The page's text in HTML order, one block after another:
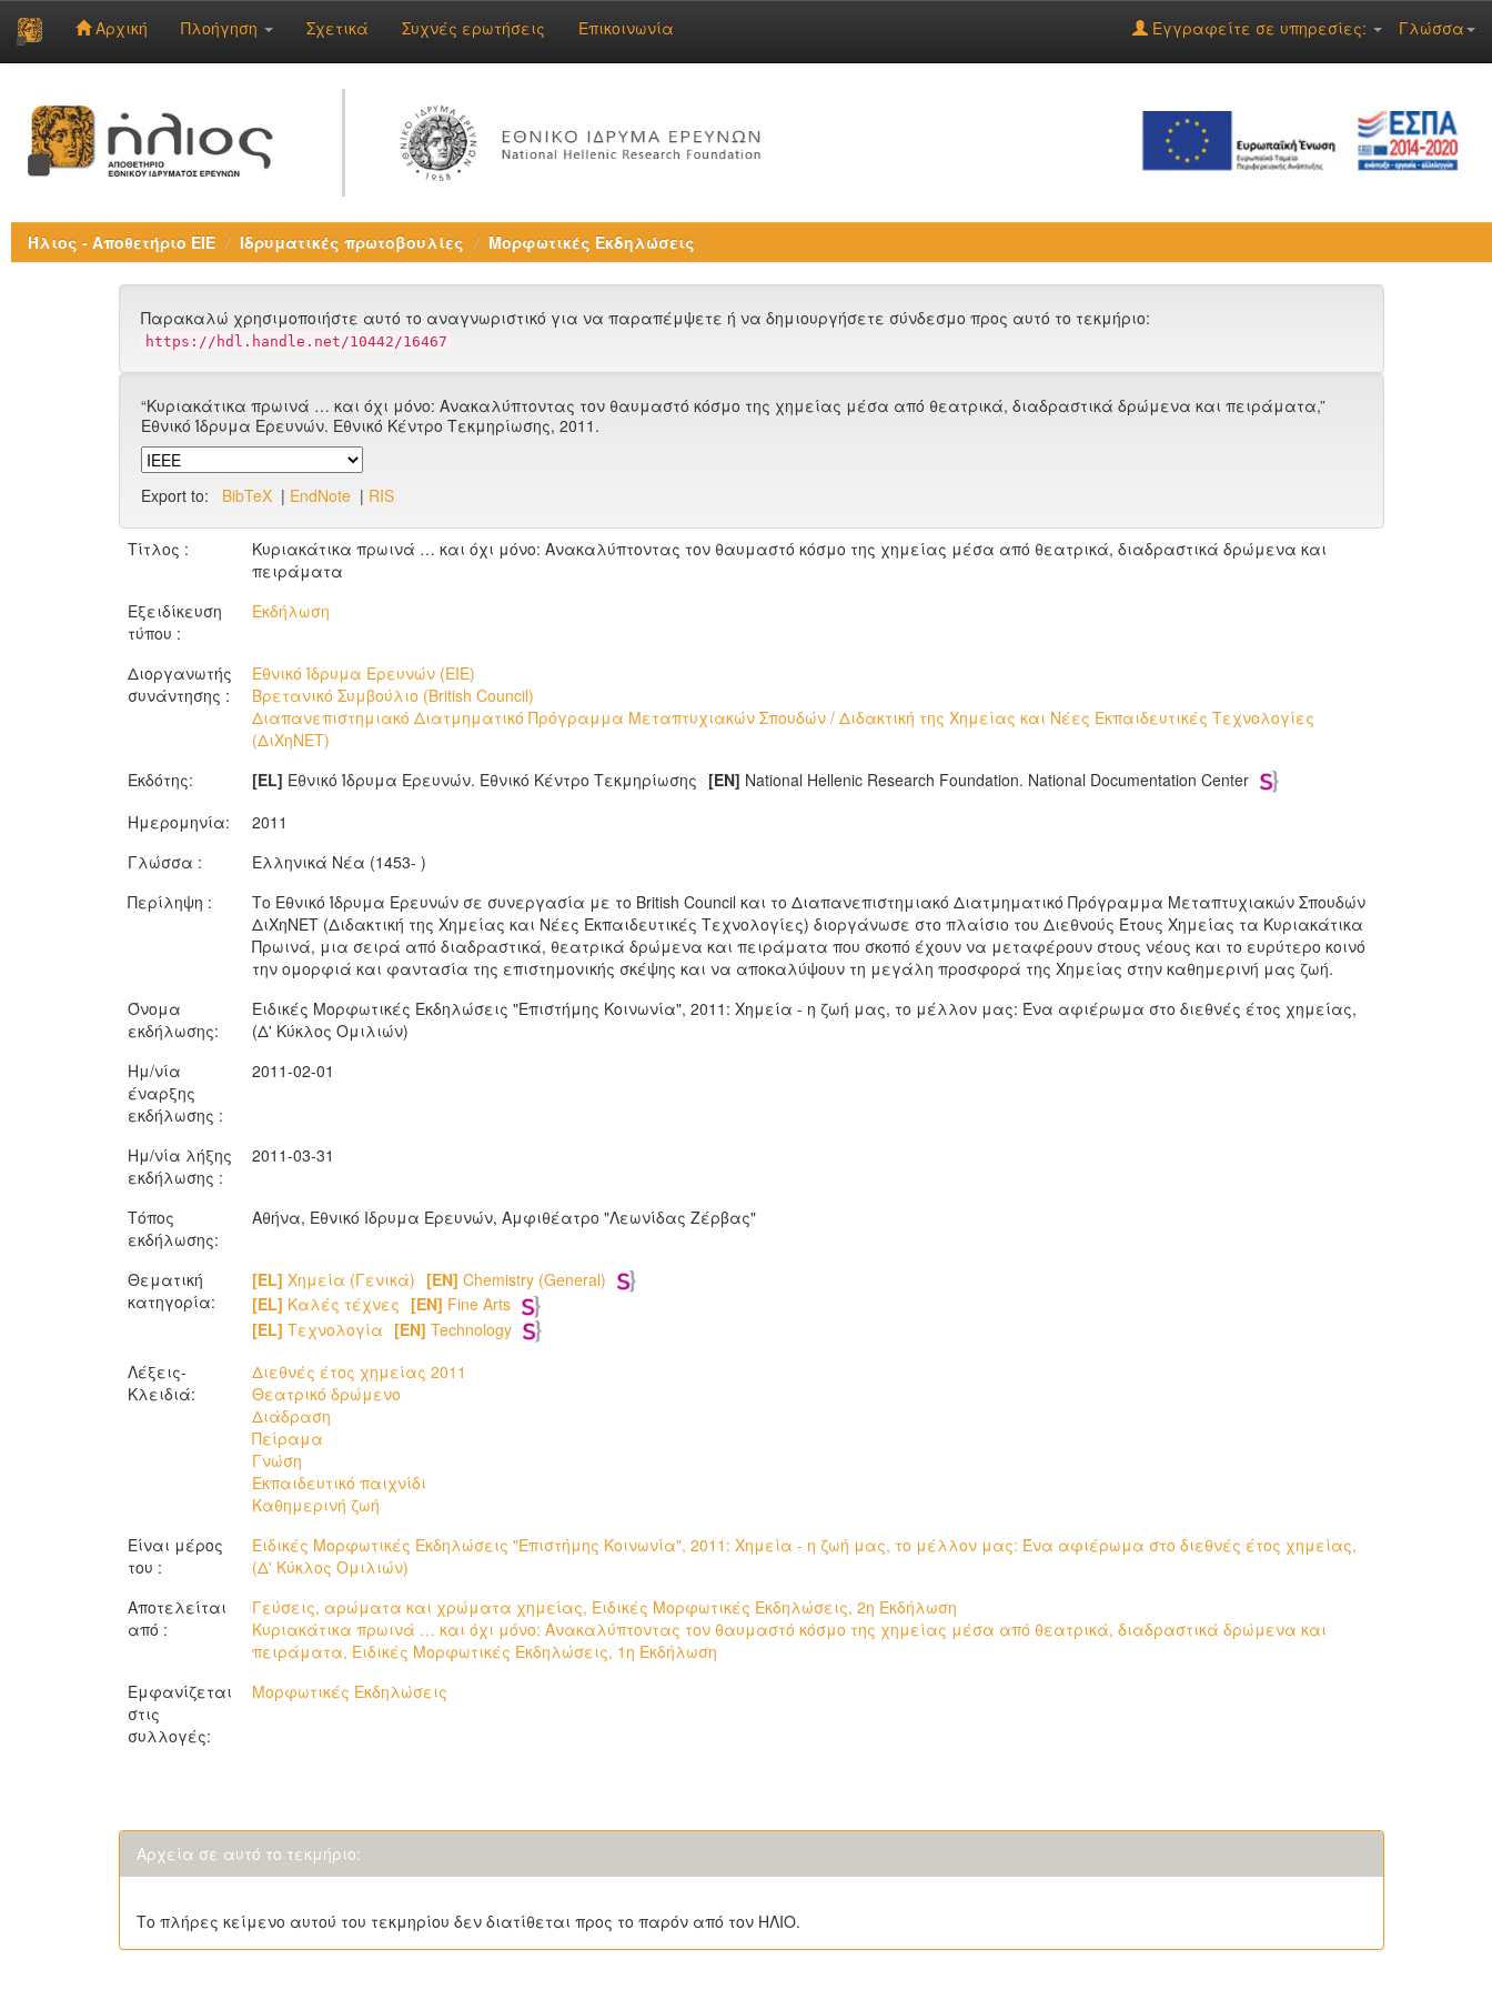
navigation
Αρχική Πλοήγηση Σχετικά Συχνές ερωτήσεις Επικοινωνία Γλώσσα
Εγγραφείτε σε υπηρεσίες:
Ήλιος - Αποθετήριο ΕΙΕ Ιδρυματικές πρωτοβουλίες Μορφωτικές Εκδηλώσεις
Παρακαλώ χρησιμοποιήστε αυτό το αναγνωριστικό για να παραπέμψετε ή να δημιουργήσετε σύνδεσμο προς αυτό το τεκμήριο:
https://hdl.handle.net/10442/16467
“Κυριακάτικα πρωινά … και όχι μόνο: Ανακαλύπτοντας τον θαυμαστό κόσμο της χημείας μέσα από θεατρικά, διαδραστικά δρώμενα και πειράματα,”
Εθνικό Ίδρυμα Ερευνών. Εθνικό Κέντρο Τεκμηρίωσης, 2011.
Export to: BibTeX | EndNote | RIS
Τίτλος :
Κυριακάτικα πρωινά … και όχι μόνο: Ανακαλύπτοντας τον θαυμαστό κόσμο της χημείας μέσα από θεατρικά, διαδραστικά δρώμενα και
πειράματα
Εξειδίκευση
τύπου :
Εκδήλωση
Διοργανωτής
συνάντησης :
Εθνικό Ίδρυμα Ερευνών (ΕΙΕ)
Βρετανικό Συμβούλιο (British Council)
Διαπανεπιστημιακό Διατμηματικό Πρόγραμμα Μεταπτυχιακών Σπουδών / Διδακτική της Χημείας και Νέες Εκπαιδευτικές Τεχνολογίες
(ΔιΧηΝΕΤ)
Εκδότης:
[EL] Εθνικό Ίδρυμα Ερευνών. Εθνικό Κέντρο Τεκμηρίωσης [EN] National Hellenic Research Foundation. National Documentation Center
Ημερομηνία:
2011
Γλώσσα :
Ελληνικά Νέα (1453- )
Περίληψη :
Το Εθνικό Ίδρυμα Ερευνών σε συνεργασία με το British Council και το Διαπανεπιστημιακό Διατμηματικό Πρόγραμμα Μεταπτυχιακών Σπουδών
ΔιΧηΝΕΤ (Διδακτική της Χημείας και Νέες Εκπαιδευτικές Τεχνολογίες) διοργάνωσε στο πλαίσιο του Διεθνούς Έτους Χημείας τα Κυριακάτικα
Πρωινά, μια σειρά από διαδραστικά, θεατρικά δρώμενα και πειράματα που σκοπό έχουν να μεταφέρουν στους νέους και το ευρύτερο κοινό
την ομορφιά και φαντασία της επιστημονικής σκέψης και να αποκαλύψουν τη μεγάλη προσφορά της Χημείας στην καθημερινή μας ζωή.
Όνομα
εκδήλωσης:
Ειδικές Μορφωτικές Εκδηλώσεις "Επιστήμης Κοινωνία", 2011: Χημεία - η ζωή μας, το μέλλον μας: Ένα αφιέρωμα στο διεθνές έτος χημείας,
(Δ' Κύκλος Ομιλιών)
Ημ/νία
έναρξης
εκδήλωσης :
2011-02-01
Ημ/νία λήξης
εκδήλωσης :
2011-03-31
Τόπος
εκδήλωσης:
Αθήνα, Εθνικό Ιδρυμα Ερευνών, Αμφιθέατρο "Λεωνίδας Ζέρβας"
Θεματική
κατηγορία:
[EL] Χημεία (Γενικά) [EN] Chemistry (General)
[EL] Καλές τέχνες [EN] Fine Arts
[EL] Τεχνολογία [EN] Technology
Λέξεις-
Κλειδιά:
Διεθνές έτος χημείας 2011
Θεατρικό δρώμενο
Διάδραση
Πείραμα
Γνώση
Εκπαιδευτικό παιχνίδι
Καθημερινή ζωή
Είναι μέρος
του :
Ειδικές Μορφωτικές Εκδηλώσεις "Επιστήμης Κοινωνία", 2011: Χημεία - η ζωή μας, το μέλλον μας: Ένα αφιέρωμα στο διεθνές έτος χημείας,
(Δ' Κύκλος Ομιλιών)
Αποτελείται
από :
Γεύσεις, αρώματα και χρώματα χημείας, Ειδικές Μορφωτικές Εκδηλώσεις, 2η Εκδήλωση
Κυριακάτικα πρωινά … και όχι μόνο: Ανακαλύπτοντας τον θαυμαστό κόσμο της χημείας μέσα από θεατρικά, διαδραστικά δρώμενα και
πειράματα, Ειδικές Μορφωτικές Εκδηλώσεις, 1η Εκδήλωση
Εμφανίζεται
στις
συλλογές:
Μορφωτικές Εκδηλώσεις
Αρχεία σε αυτό το τεκμήριο:
Το πλήρες κείμενο αυτού του τεκμηρίου δεν διατίθεται προς το παρόν από τον ΗΛΙΟ.